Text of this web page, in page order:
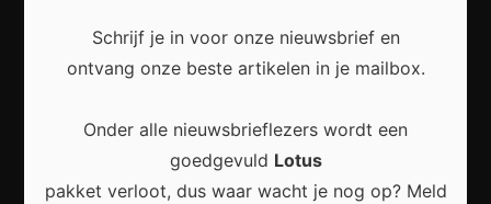
Zo maak je van je woonkamer een stijlvolle en
comfortabele leefruimte
Schrijf je in voor onze nieuwsbrief en
ontvang onze beste artikelen in je mailbox.
Onder alle nieuwsbrieflezers wordt een
goedgevuld Lotus
pakket verloot, dus waar wacht je nog op? Meld